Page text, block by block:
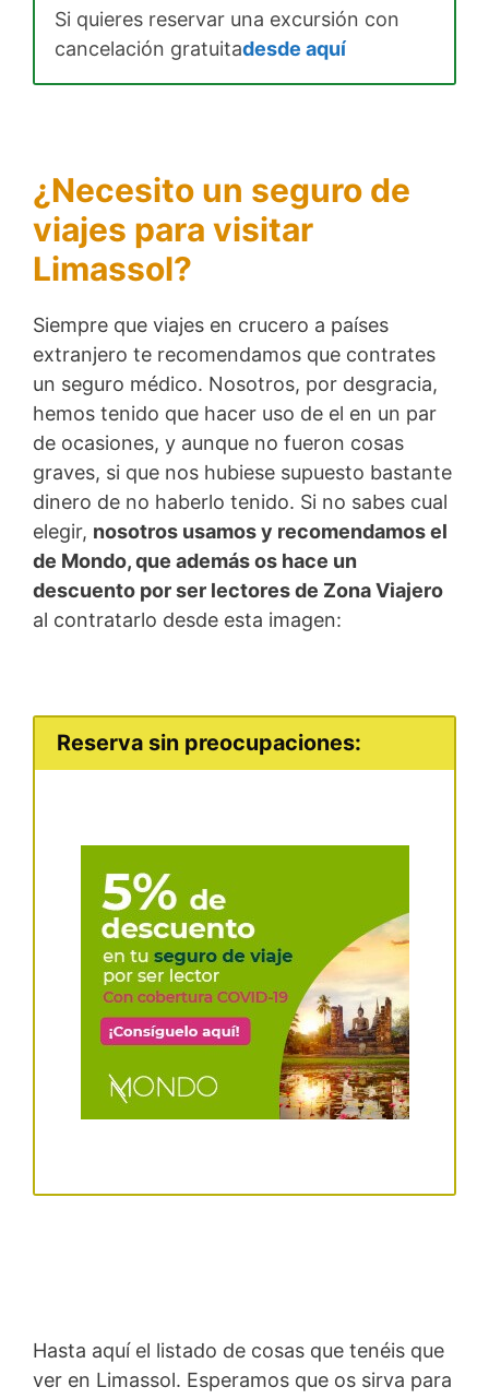
Si quieres reservar una excursión con
cancelación gratuitadesde aquí
¿Necesito un seguro de
viajes para visitar
Limassol?
Siempre que viajes en crucero a países
extranjero te recomendamos que contrates
un seguro médico. Nosotros, por desgracia,
hemos tenido que hacer uso de el en un par
de ocasiones, y aunque no fueron cosas
graves, si que nos hubiese supuesto bastante
dinero de no haberlo tenido. Si no sabes cual
elegir, nosotros usamos y recomendamos el
de Mondo, que además os hace un
descuento por ser lectores de Zona Viajero
al contratarlo desde esta imagen:
Reserva sin preocupaciones:
Hasta aquí el listado de cosas que tenéis que
ver en Limassol. Esperamos que os sirva para